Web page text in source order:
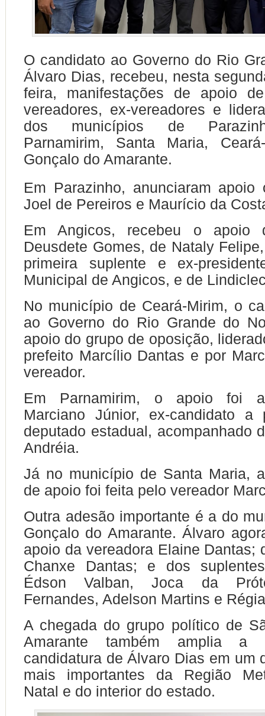
O candidato ao Governo do Rio
Álvaro Dias, recebeu, nesta
feira, manifestações de apoio
vereadores, ex-vereadores e
dos municípios de
Parnamirim, Santa Maria,
Gonçalo do Amarante.
Em Parazinho, anunciaram apoio
Joel de Pereiros e Maurício da
Em Angicos, recebeu o apoio
Deusdete Gomes, de Nataly
primeira suplente e ex-
Municipal de Angicos, e de
No município de Ceará-Mirim, o
ao Governo do Rio Grande do
apoio do grupo de oposição,
prefeito Marcílio Dantas e por
vereador.
Em Parnamirim, o apoio foi
Marciano Júnior, ex-candidato
deputado estadual, acompanhado
Andréia.
Já no município de Santa Maria,
de apoio foi feita pelo vereador
Outra adesão importante é a do
Gonçalo do Amarante. Álvaro
apoio da vereadora Elaine Dantas;
Chanxe Dantas; e dos
Édson Valban, Joca da
Fernandes, Adelson Martins e
A chegada do grupo político de
Amarante também amplia a
candidatura de Álvaro Dias em um
mais importantes da Região
Natal e do interior do estado.